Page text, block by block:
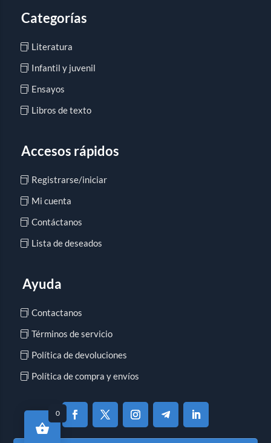
Categorías
Literatura
Infantil y juvenil
Ensayos
Libros de texto
Accesos rápidos
Registrarse/iniciar
Mi cuenta
Contáctanos
Lista de deseados
Ayuda
Contactanos
Términos de servicio
Política de devoluciones
Política de compra y envíos
0